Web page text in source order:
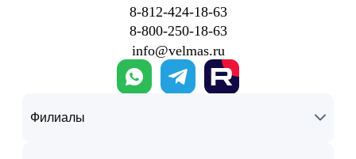
8‑812‑424‑18‑63
8‑800‑250‑18‑63
info@velmas.ru
Филиалы